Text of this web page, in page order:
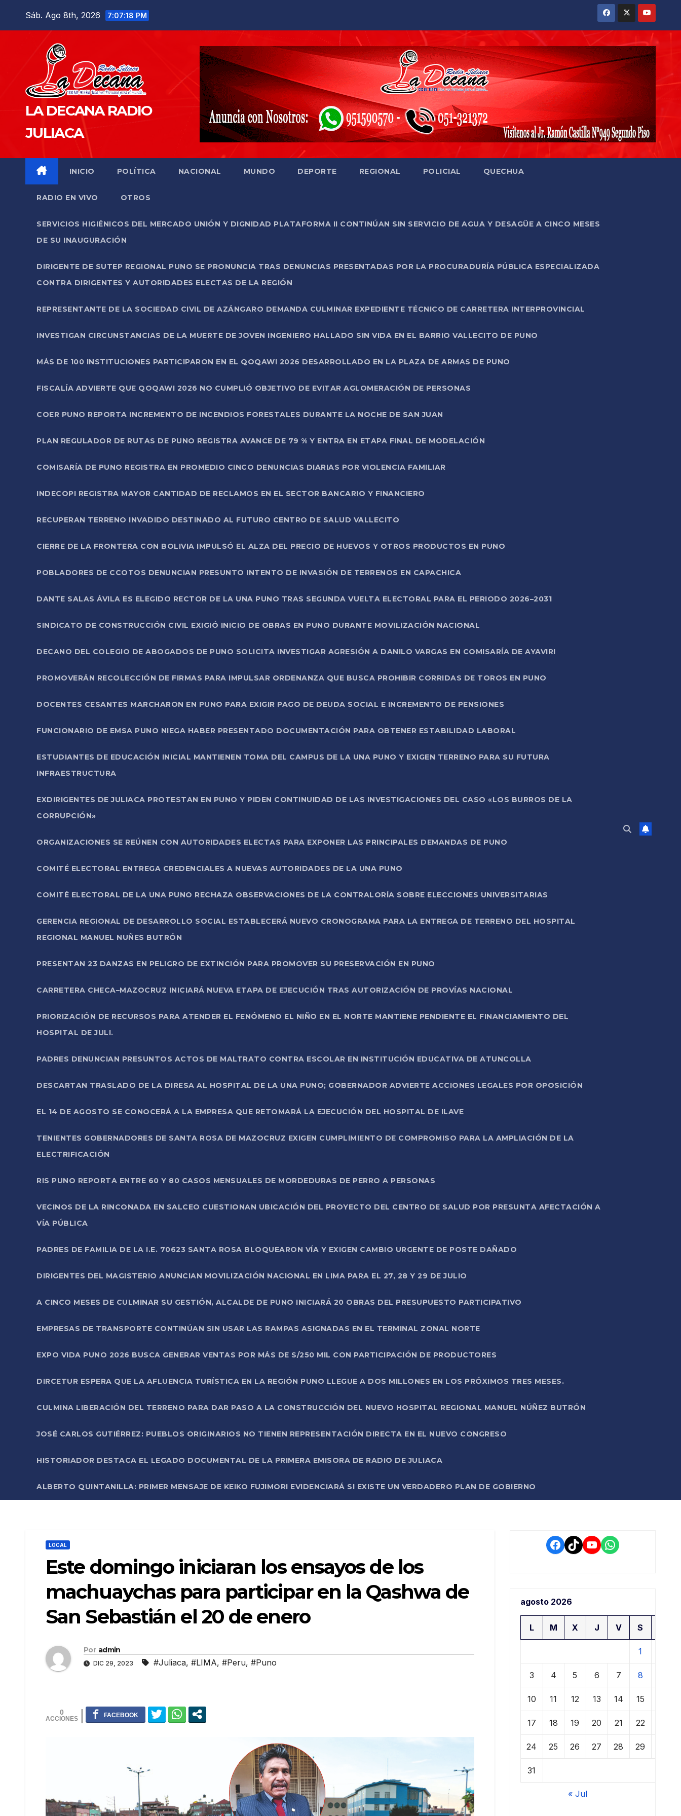
Sáb. Ago 8th, 2026 7:07:19 PM
LA DECANA RADIO
JULIACA
INICIO POLÍTICA NACIONAL MUNDO DEPORTE REGIONAL POLICIAL QUECHUA
RADIO EN VIVO OTROS
SERVICIOS HIGIÉNICOS DEL MERCADO UNIÓN Y DIGNIDAD PLATAFORMA II CONTINÚAN SIN SERVICIO DE AGUA Y DESAGÜE A CINCO MESES
DE SU INAUGURACIÓN
DIRIGENTE DE SUTEP REGIONAL PUNO SE PRONUNCIA TRAS DENUNCIAS PRESENTADAS POR LA PROCURADURÍA PÚBLICA ESPECIALIZADA
CONTRA DIRIGENTES Y AUTORIDADES ELECTAS DE LA REGIÓN
REPRESENTANTE DE LA SOCIEDAD CIVIL DE AZÁNGARO DEMANDA CULMINAR EXPEDIENTE TÉCNICO DE CARRETERA INTERPROVINCIAL
INVESTIGAN CIRCUNSTANCIAS DE LA MUERTE DE JOVEN INGENIERO HALLADO SIN VIDA EN EL BARRIO VALLECITO DE PUNO
MÁS DE 100 INSTITUCIONES PARTICIPARON EN EL QOQAWI 2026 DESARROLLADO EN LA PLAZA DE ARMAS DE PUNO
FISCALÍA ADVIERTE QUE QOQAWI 2026 NO CUMPLIÓ OBJETIVO DE EVITAR AGLOMERACIÓN DE PERSONAS
COER PUNO REPORTA INCREMENTO DE INCENDIOS FORESTALES DURANTE LA NOCHE DE SAN JUAN
PLAN REGULADOR DE RUTAS DE PUNO REGISTRA AVANCE DE 79 % Y ENTRA EN ETAPA FINAL DE MODELACIÓN
COMISARÍA DE PUNO REGISTRA EN PROMEDIO CINCO DENUNCIAS DIARIAS POR VIOLENCIA FAMILIAR
INDECOPI REGISTRA MAYOR CANTIDAD DE RECLAMOS EN EL SECTOR BANCARIO Y FINANCIERO
RECUPERAN TERRENO INVADIDO DESTINADO AL FUTURO CENTRO DE SALUD VALLECITO
CIERRE DE LA FRONTERA CON BOLIVIA IMPULSÓ EL ALZA DEL PRECIO DE HUEVOS Y OTROS PRODUCTOS EN PUNO
POBLADORES DE CCOTOS DENUNCIAN PRESUNTO INTENTO DE INVASIÓN DE TERRENOS EN CAPACHICA
DANTE SALAS ÁVILA ES ELEGIDO RECTOR DE LA UNA PUNO TRAS SEGUNDA VUELTA ELECTORAL PARA EL PERIODO 2026–2031
SINDICATO DE CONSTRUCCIÓN CIVIL EXIGIÓ INICIO DE OBRAS EN PUNO DURANTE MOVILIZACIÓN NACIONAL
DECANO DEL COLEGIO DE ABOGADOS DE PUNO SOLICITA INVESTIGAR AGRESIÓN A DANILO VARGAS EN COMISARÍA DE AYAVIRI
PROMOVERÁN RECOLECCIÓN DE FIRMAS PARA IMPULSAR ORDENANZA QUE BUSCA PROHIBIR CORRIDAS DE TOROS EN PUNO
DOCENTES CESANTES MARCHARON EN PUNO PARA EXIGIR PAGO DE DEUDA SOCIAL E INCREMENTO DE PENSIONES
FUNCIONARIO DE EMSA PUNO NIEGA HABER PRESENTADO DOCUMENTACIÓN PARA OBTENER ESTABILIDAD LABORAL
ESTUDIANTES DE EDUCACIÓN INICIAL MANTIENEN TOMA DEL CAMPUS DE LA UNA PUNO Y EXIGEN TERRENO PARA SU FUTURA
INFRAESTRUCTURA
EXDIRIGENTES DE JULIACA PROTESTAN EN PUNO Y PIDEN CONTINUIDAD DE LAS INVESTIGACIONES DEL CASO «LOS BURROS DE LA
CORRUPCIÓN»
ORGANIZACIONES SE REÚNEN CON AUTORIDADES ELECTAS PARA EXPONER LAS PRINCIPALES DEMANDAS DE PUNO
COMITÉ ELECTORAL ENTREGA CREDENCIALES A NUEVAS AUTORIDADES DE LA UNA PUNO
COMITÉ ELECTORAL DE LA UNA PUNO RECHAZA OBSERVACIONES DE LA CONTRALORÍA SOBRE ELECCIONES UNIVERSITARIAS
GERENCIA REGIONAL DE DESARROLLO SOCIAL ESTABLECERÁ NUEVO CRONOGRAMA PARA LA ENTREGA DE TERRENO DEL HOSPITAL
REGIONAL MANUEL NUÑES BUTRÓN
PRESENTAN 23 DANZAS EN PELIGRO DE EXTINCIÓN PARA PROMOVER SU PRESERVACIÓN EN PUNO
CARRETERA CHECA–MAZOCRUZ INICIARÁ NUEVA ETAPA DE EJECUCIÓN TRAS AUTORIZACIÓN DE PROVÍAS NACIONAL
PRIORIZACIÓN DE RECURSOS PARA ATENDER EL FENÓMENO EL NIÑO EN EL NORTE MANTIENE PENDIENTE EL FINANCIAMIENTO DEL
HOSPITAL DE JULI.
PADRES DENUNCIAN PRESUNTOS ACTOS DE MALTRATO CONTRA ESCOLAR EN INSTITUCIÓN EDUCATIVA DE ATUNCOLLA
DESCARTAN TRASLADO DE LA DIRESA AL HOSPITAL DE LA UNA PUNO; GOBERNADOR ADVIERTE ACCIONES LEGALES POR OPOSICIÓN
EL 14 DE AGOSTO SE CONOCERÁ A LA EMPRESA QUE RETOMARÁ LA EJECUCIÓN DEL HOSPITAL DE ILAVE
TENIENTES GOBERNADORES DE SANTA ROSA DE MAZOCRUZ EXIGEN CUMPLIMIENTO DE COMPROMISO PARA LA AMPLIACIÓN DE LA
ELECTRIFICACIÓN
RIS PUNO REPORTA ENTRE 60 Y 80 CASOS MENSUALES DE MORDEDURAS DE PERRO A PERSONAS
VECINOS DE LA RINCONADA EN SALCEO CUESTIONAN UBICACIÓN DEL PROYECTO DEL CENTRO DE SALUD POR PRESUNTA AFECTACIÓN A
VÍA PÚBLICA
PADRES DE FAMILIA DE LA I.E. 70623 SANTA ROSA BLOQUEARON VÍA Y EXIGEN CAMBIO URGENTE DE POSTE DAÑADO
DIRIGENTES DEL MAGISTERIO ANUNCIAN MOVILIZACIÓN NACIONAL EN LIMA PARA EL 27, 28 Y 29 DE JULIO
A CINCO MESES DE CULMINAR SU GESTIÓN, ALCALDE DE PUNO INICIARÁ 20 OBRAS DEL PRESUPUESTO PARTICIPATIVO
EMPRESAS DE TRANSPORTE CONTINÚAN SIN USAR LAS RAMPAS ASIGNADAS EN EL TERMINAL ZONAL NORTE
EXPO VIDA PUNO 2026 BUSCA GENERAR VENTAS POR MÁS DE S/250 MIL CON PARTICIPACIÓN DE PRODUCTORES
DIRCETUR ESPERA QUE LA AFLUENCIA TURÍSTICA EN LA REGIÓN PUNO LLEGUE A DOS MILLONES EN LOS PRÓXIMOS TRES MESES.
CULMINA LIBERACIÓN DEL TERRENO PARA DAR PASO A LA CONSTRUCCIÓN DEL NUEVO HOSPITAL REGIONAL MANUEL NÚÑEZ BUTRÓN
JOSÉ CARLOS GUTIÉRREZ: PUEBLOS ORIGINARIOS NO TIENEN REPRESENTACIÓN DIRECTA EN EL NUEVO CONGRESO
HISTORIADOR DESTACA EL LEGADO DOCUMENTAL DE LA PRIMERA EMISORA DE RADIO DE JULIACA
ALBERTO QUINTANILLA: PRIMER MENSAJE DE KEIKO FUJIMORI EVIDENCIARÁ SI EXISTE UN VERDADERO PLAN DE GOBIERNO
LOCAL
Este domingo iniciaran los ensayos de los
machuaychas para participar en la Qashwa de
San Sebastián el 20 de enero
Por admin
DIC 29, 2023 #Juliaca, #LIMA, #Peru, #Puno
0
Facebook
TikTokYouTube
WhatsApp
agosto 2026
L M X J V S
1
3 4 5 6 7 8
10 11 12 13 14 15
17 18 19 20 21 22
24 25 26 27 28 29
31
« Jul